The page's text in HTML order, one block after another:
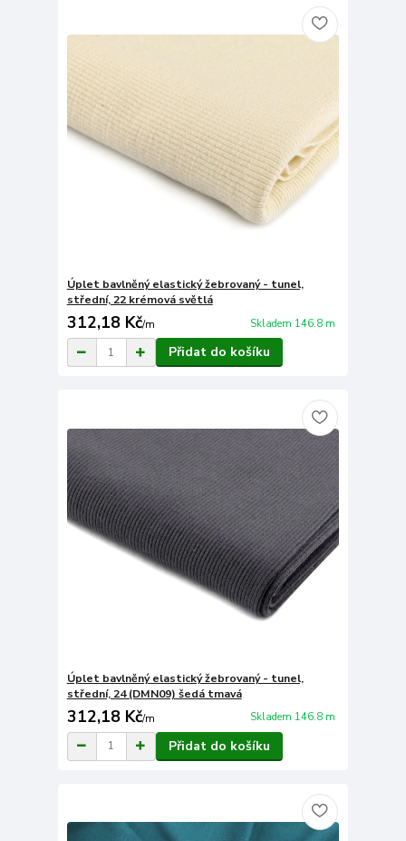
Úplet bavlněný elastický žebrovaný - tunel,
střední, 22 krémová světlá
312,18 Kč/m Skladem 146.8 m
Přidat do košíku
Úplet bavlněný elastický žebrovaný - tunel,
střední, 24 (DMN09) šedá tmavá
312,18 Kč/m Skladem 146.8 m
Přidat do košíku